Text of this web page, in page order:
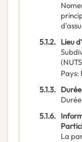
5.1.2. Lieu
Pays:
5.1.3.
Durée
5.1.6.
La